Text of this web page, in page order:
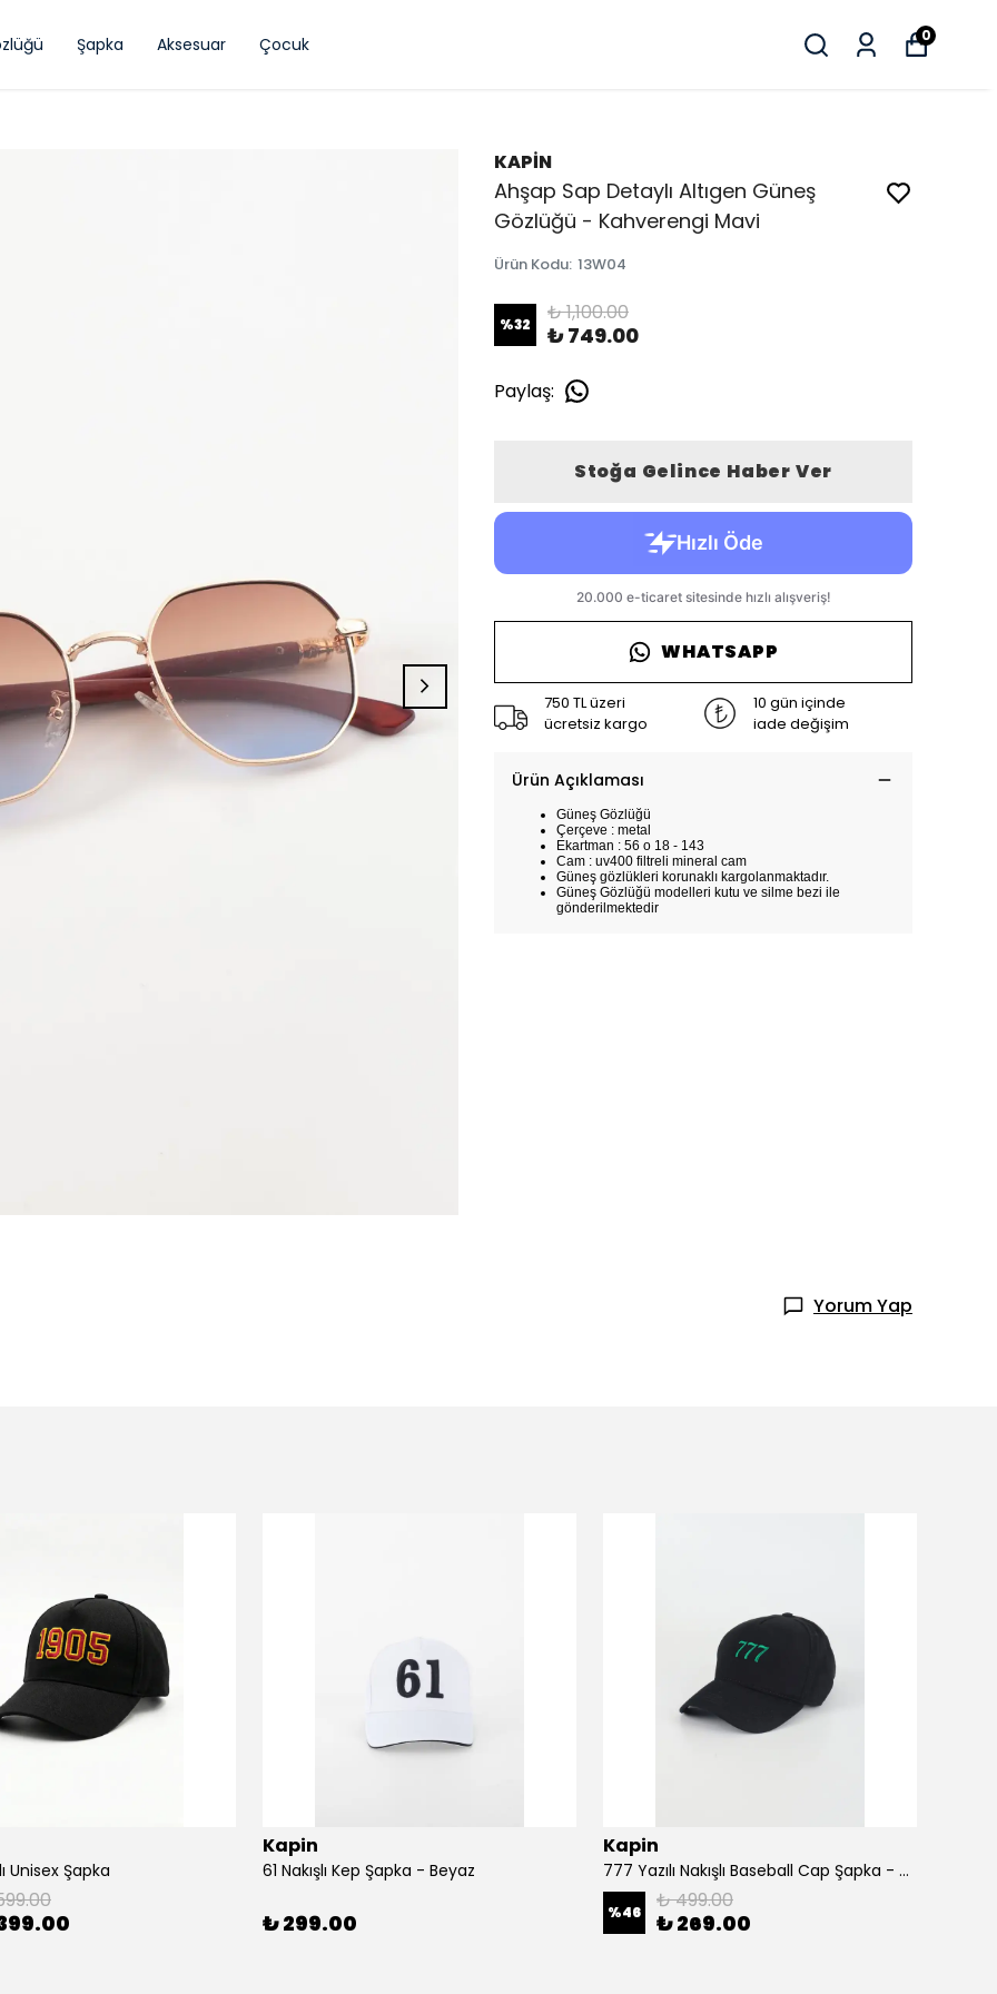
Şapka Aksesuar Çocuk 0
KAPİN
Ahşap Sap Detaylı Altıgen Güneş
Gözlüğü - Kahverengi Mavi
Ürün Kodu: 13W04
%32 ₺ 1,100.00
₺ 749.00
Paylaş:
Stoğa Gelince Haber Ver
WHATSAPP
750 TL üzeri
ücretsiz kargo
10 gün içinde
iade değişim
Ürün Açıklaması
Güneş Gözlüğü
Çerçeve : metal
Ekartman : 56 o 18 - 143
Cam : uv400 filtreli mineral cam
Güneş gözlükleri korunaklı kargolanmaktadır.
Güneş Gözlüğü modelleri kutu ve silme bezi ile
gönderilmektedir
Yorum Yap
Unisex Şapka
Kapin
61 Nakışlı Kep Şapka - Beyaz
₺ 299.00
Kapin
777 Yazılı Nakışlı Baseball Cap Şapka - Siyah
%46 ₺ 499.00
₺ 269.00